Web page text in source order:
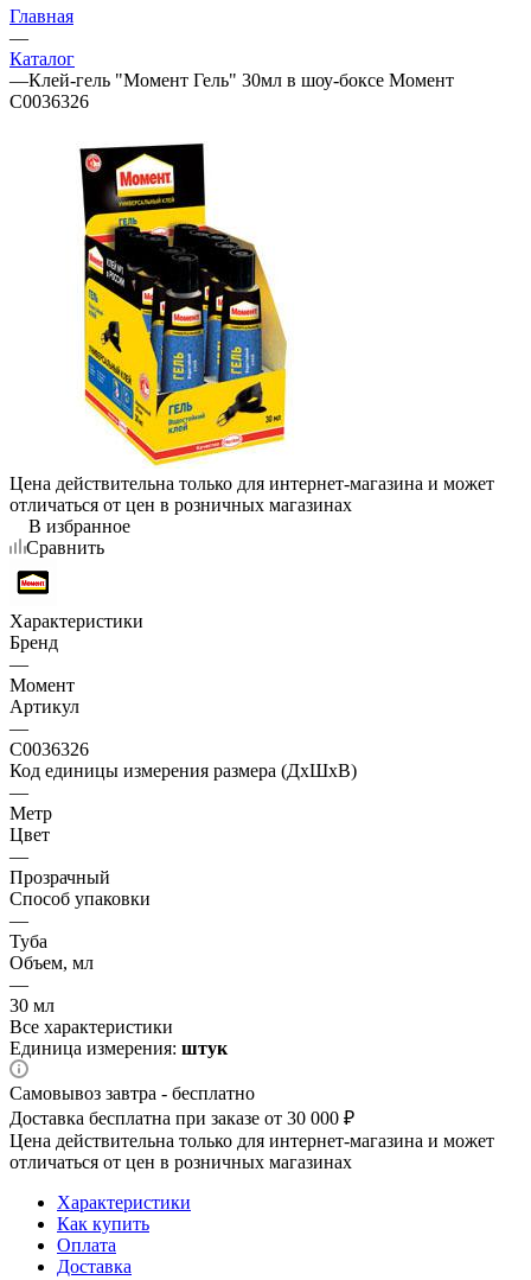
Главная
—
Каталог
—Клей-гель "Момент Гель" 30мл в шоу-боксе Момент
C0036326
Цена действительна только для интернет-магазина и может
отличаться от цен в розничных магазинах
В избранное
Сравнить
Характеристики
Бренд
—
Момент
Артикул
—
C0036326
Код единицы измерения размера (ДхШхВ)
—
Метр
Цвет
—
Прозрачный
Способ упаковки
—
Туба
Объем, мл
—
30 мл
Все характеристики
Единица измерения: штук
Самовывоз завтра - бесплатно
Доставка бесплатна при заказе от 30 000 ₽
Цена действительна только для интернет-магазина и может
отличаться от цен в розничных магазинах
Характеристики
Как купить
Оплата
Доставка